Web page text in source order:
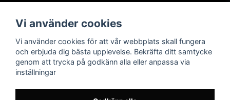
Se samtliga köpvillkor och mer info om frakt, retur och byten
Vi använder cookies
Vi använder cookies för att vår webbplats skall fungera
och erbjuda dig bästa upplevelse. Bekräfta ditt samtycke
genom att trycka på godkänn alla eller anpassa via
inställningar